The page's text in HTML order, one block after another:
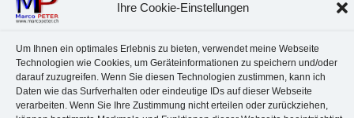
Ihre Cookie-Einstellungen
Um Ihnen ein optimales Erlebnis zu bieten, verwendet meine Webseite
Technologien wie Cookies, um Geräteinformationen zu speichern und/oder
darauf zuzugreifen. Wenn Sie diesen Technologien zustimmen, kann ich
Daten wie das Surfverhalten oder eindeutige IDs auf dieser Webseite
verarbeiten. Wenn Sie Ihre Zustimmung nicht erteilen oder zurückziehen,
Johannes
Ubuntu MATE-Panel: Format von Datum und
Uhrzeit anpassen
aus Mittelbergheim
Marco PeterzuVereinfachte Installation von Brother-Geräten
unter Linux